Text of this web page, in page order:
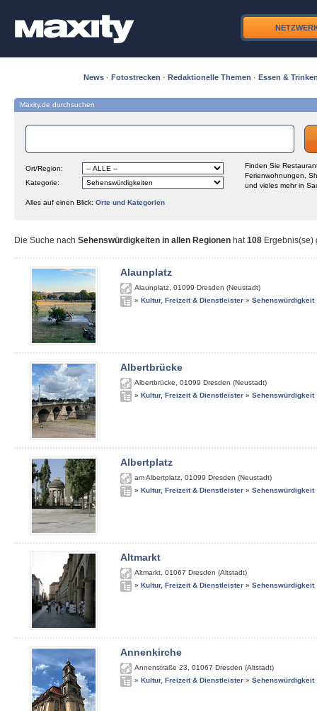
News · Fotostrecken · Redaktionelle Themen · Essen &
Maxity.de durchsuchen
Ort/Region:
Kategorie:
Finden Sie
Ferienwohnungen,
und vieles mehr in
Alles auf einen Blick: Orte und Kategorien
Die Suche nach Sehenswürdigkeiten in allen Regionen hat108 Ergebnis(se)
Alaunplatz
Alaunplatz 01099 Dresden (Neustadt)
» Kultur, Freizeit & Dienstleister » Sehenswürdigkeit
Albertbrücke
Albertbrücke 01099 Dresden (Neustadt)
» Kultur, Freizeit & Dienstleister » Sehenswürdigkeit
Albertplatz
am Albertplatz 01099 Dresden (Neustadt)
» Kultur, Freizeit & Dienstleister » Sehenswürdigkeit
Altmarkt
Altmarkt 01067 Dresden (Altstadt)
» Kultur, Freizeit & Dienstleister » Sehenswürdigkeit
Annenkirche
Annenstraße 23 01067 Dresden (Altstadt)
» Kultur, Freizeit & Dienstleister » Sehenswürdigkeit